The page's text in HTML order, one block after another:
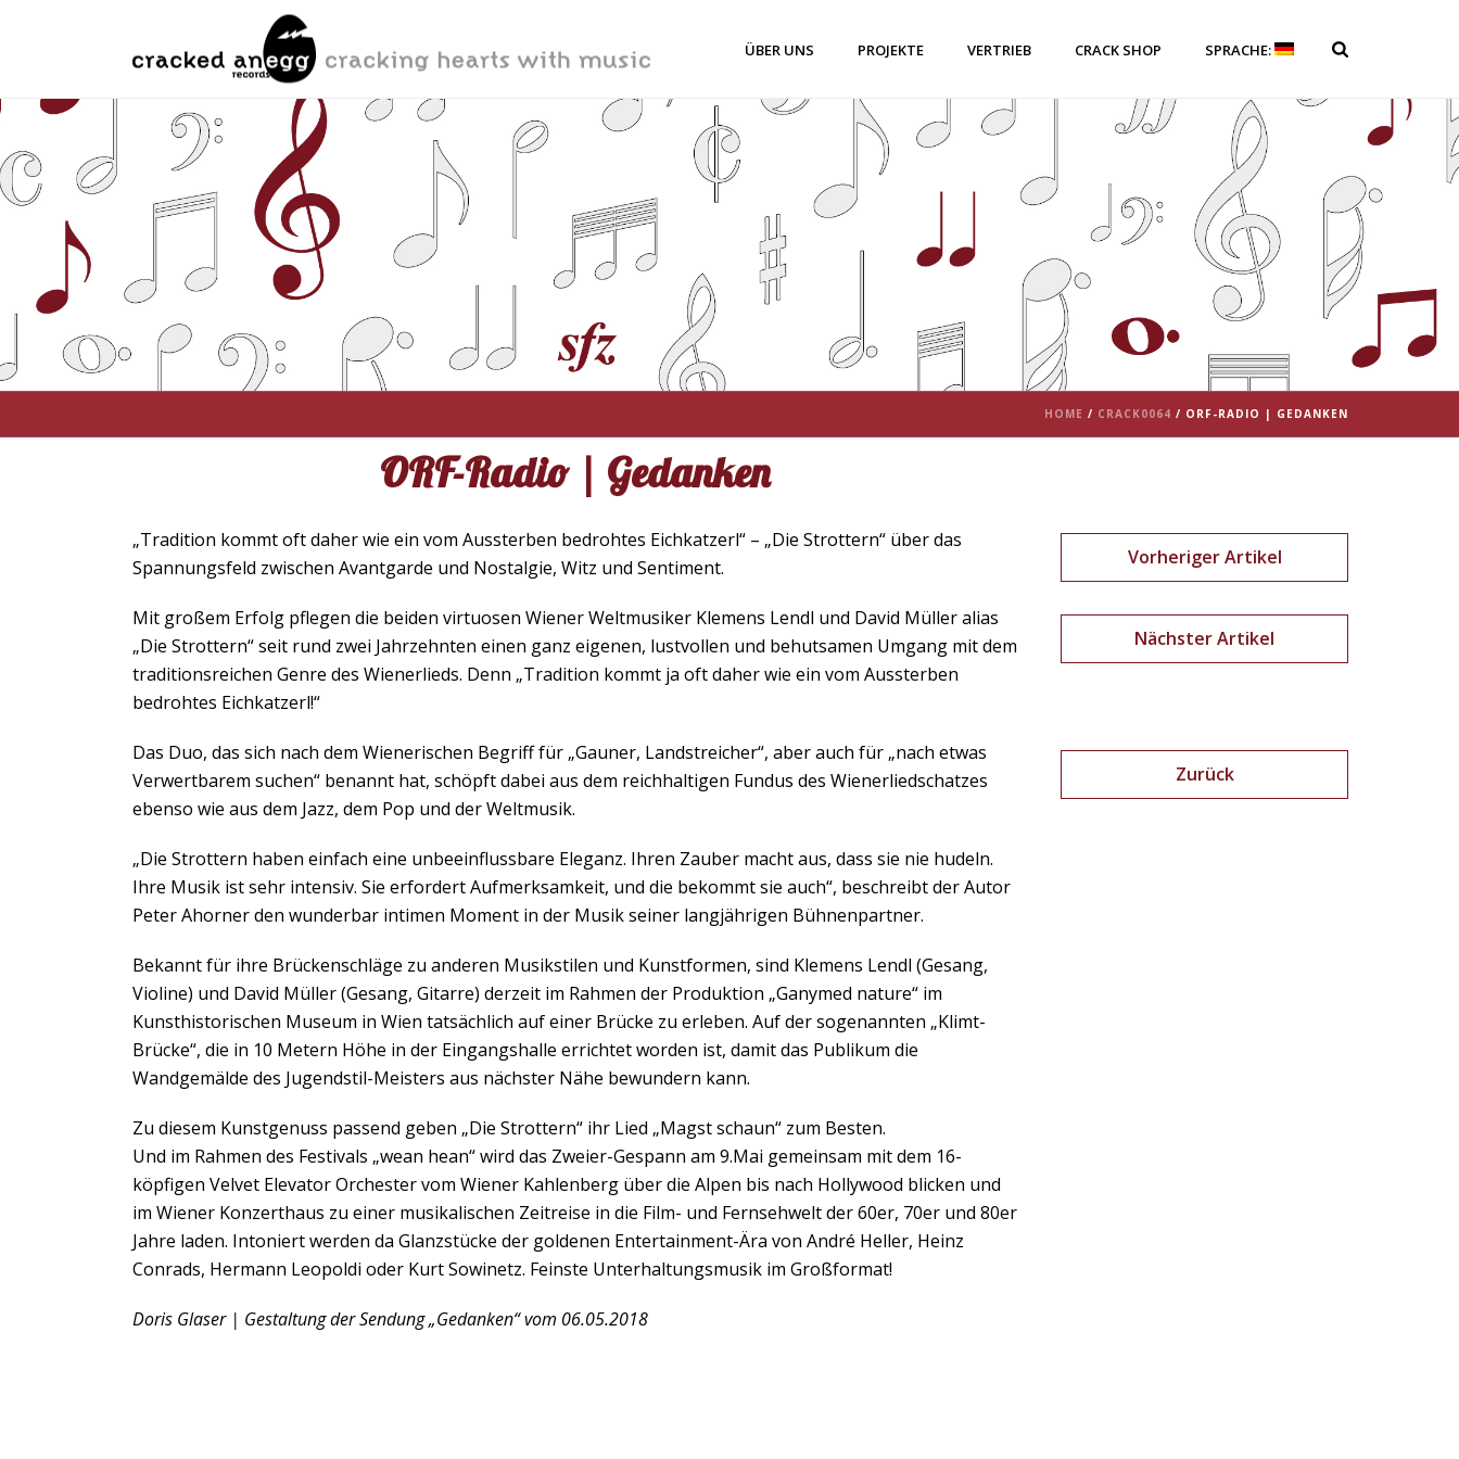
ÜBER UNS PROJEKTE VERTRIEB CRACK SHOP SPRACHE:
HOME / CRACK0064 / ORF-RADIO | GEDANKEN
ORF-Radio | Gedanken
„Tradition kommt oft daher wie ein vom Aussterben bedrohtes Eichkatzerl“ – „Die Strottern“ über das
Spannungsfeld zwischen Avantgarde und Nostalgie, Witz und Sentiment.
Mit großem Erfolg pflegen die beiden virtuosen Wiener Weltmusiker Klemens Lendl und David Müller alias
„Die Strottern“ seit rund zwei Jahrzehnten einen ganz eigenen, lustvollen und behutsamen Umgang mit dem
traditionsreichen Genre des Wienerlieds. Denn „Tradition kommt ja oft daher wie ein vom Aussterben
bedrohtes Eichkatzerl!“
Das Duo, das sich nach dem Wienerischen Begriff für „Gauner, Landstreicher“, aber auch für „nach etwas
Verwertbarem suchen“ benannt hat, schöpft dabei aus dem reichhaltigen Fundus des Wienerliedschatzes
ebenso wie aus dem Jazz, dem Pop und der Weltmusik.
„Die Strottern haben einfach eine unbeeinflussbare Eleganz. Ihren Zauber macht aus, dass sie nie hudeln.
Ihre Musik ist sehr intensiv. Sie erfordert Aufmerksamkeit, und die bekommt sie auch“, beschreibt der Autor
Peter Ahorner den wunderbar intimen Moment in der Musik seiner langjährigen Bühnenpartner.
Bekannt für ihre Brückenschläge zu anderen Musikstilen und Kunstformen, sind Klemens Lendl (Gesang,
Violine) und David Müller (Gesang, Gitarre) derzeit im Rahmen der Produktion „Ganymed nature“ im
Kunsthistorischen Museum in Wien tatsächlich auf einer Brücke zu erleben. Auf der sogenannten „Klimt-
Brücke“, die in 10 Metern Höhe in der Eingangshalle errichtet worden ist, damit das Publikum die
Wandgemälde des Jugendstil-Meisters aus nächster Nähe bewundern kann.
Zu diesem Kunstgenuss passend geben „Die Strottern“ ihr Lied „Magst schaun“ zum Besten.
Und im Rahmen des Festivals „wean hean“ wird das Zweier-Gespann am 9.Mai gemeinsam mit dem 16-
köpfigen Velvet Elevator Orchester vom Wiener Kahlenberg über die Alpen bis nach Hollywood blicken und
im Wiener Konzerthaus zu einer musikalischen Zeitreise in die Film- und Fernsehwelt der 60er, 70er und 80er
Jahre laden. Intoniert werden da Glanzstücke der goldenen Entertainment-Ära von André Heller, Heinz
Conrads, Hermann Leopoldi oder Kurt Sowinetz. Feinste Unterhaltungsmusik im Großformat!
Doris Glaser | Gestaltung der Sendung „Gedanken“ vom 06.05.2018
Vorheriger Artikel
Nächster Artikel
Zurück